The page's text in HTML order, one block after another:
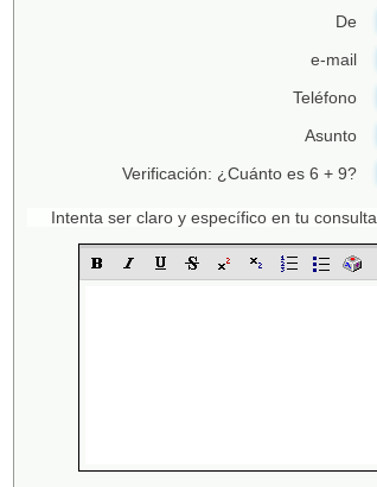
De
e-mail
Teléfono
Asunto
Verificación: ¿Cuánto es 6 + 9?
Intenta ser claro y específico en tu